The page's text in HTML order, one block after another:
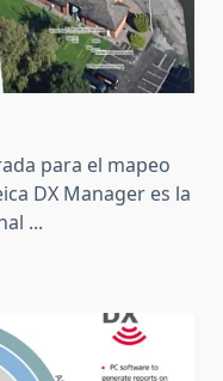
para el mapeo
DX Manager es la
...